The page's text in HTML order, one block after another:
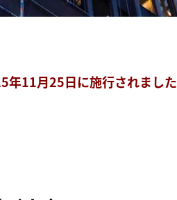
11月25日に施行されました